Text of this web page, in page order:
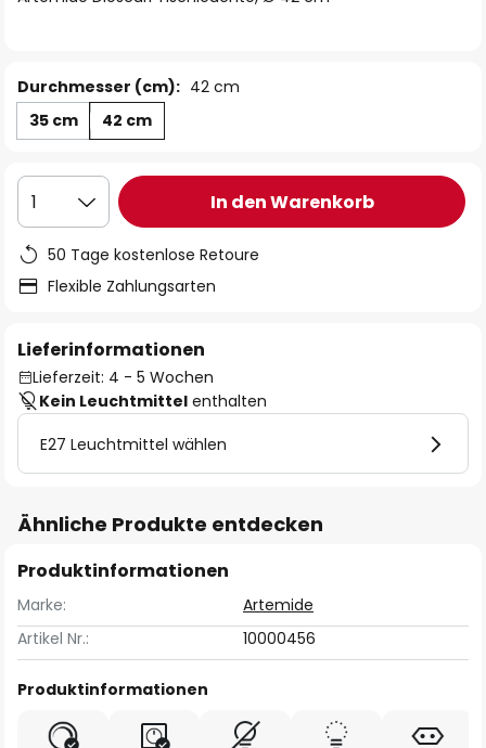
Durchmesser (cm): 42 cm
35 cm
42 cm
1 In den Warenkorb
50 Tage kostenlose Retoure
Flexible Zahlungsarten
Lieferinformationen
Lieferzeit: 4 - 5 Wochen
Kein Leuchtmittel enthalten
E27 Leuchtmittel wählen
Ähnliche Produkte entdecken
Produktinformationen
Marke:
Artemide
Artikel Nr.:
10000456
Produktinformationen